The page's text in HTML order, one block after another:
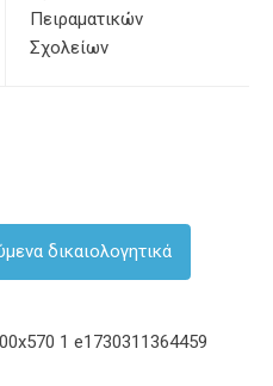
Πειραματικών
Σχολείων
δικαιολογητικά